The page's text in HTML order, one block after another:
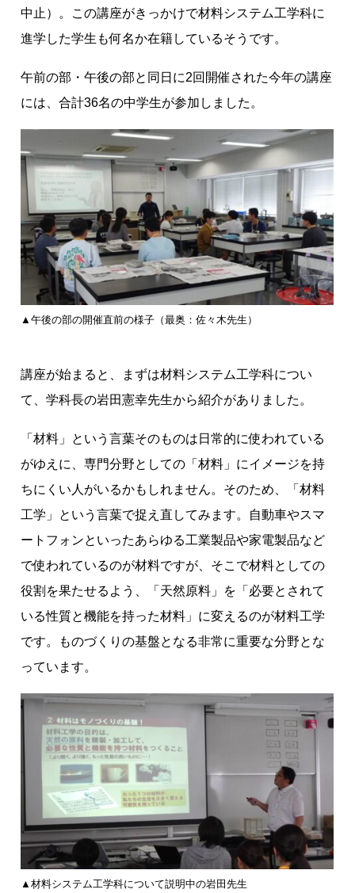
料
発
を
夢
て
中止）。この講座がきっかけで材料システム工学科に
進学した学生も何名か在籍しているそうです。
午前の部・午後の部と同日に2回開催された今年の講座
には、合計36名の中学生が参加しました。
▲午後の部の開催直前の様子（最奥：佐々木先生）
講座が始まると、まずは材料システム工学科につい
て、学科長の岩田憲幸先生から紹介がありました。
「材料」という言葉そのものは日常的に使われている
がゆえに、専門分野としての「材料」にイメージを持
ちにくい人がいるかもしれません。そのため、「材料
工学」という言葉で捉え直してみます。自動車やスマ
ートフォンといったあらゆる工業製品や家電製品など
で使われているのが材料ですが、そこで材料としての
役割を果たせるよう、「天然原料」を「必要とされて
いる性質と機能を持った材料」に変えるのが材料工学
です。ものづくりの基盤となる非常に重要な分野とな
っています。
▲材料システム工学科について説明中の岩田先生